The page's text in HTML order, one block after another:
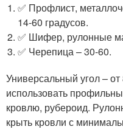
✅ Профлист,
14-60 градусов.
✅ Шифер, рулонные
✅ Черепица – 30-60.
Универсальный угол –
использовать
кровлю, рубероид.
крыть кровли с